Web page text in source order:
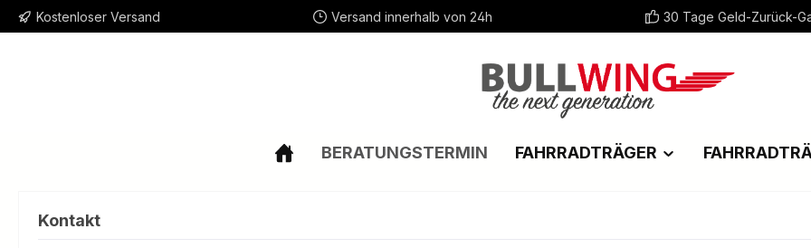
Hauptinhalt springen
Zur Suche springen
Zur Hauptnavigation springen
Kostenloser Versand Versand innerhalb von 24h 30 Tage Geld-Zurück-
BERATUNGSTERMIN FAHRRADTRÄGER
Kontakt